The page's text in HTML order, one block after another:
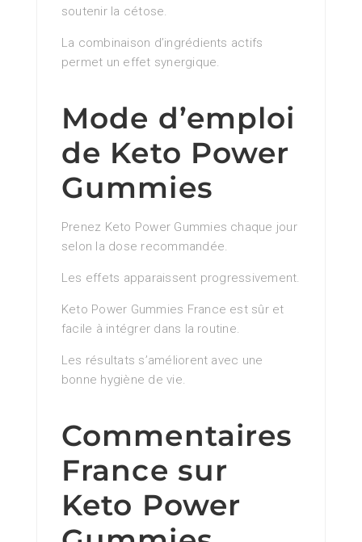
soutenir la cétose.
La combinaison d’ingrédients actifs
permet un effet synergique.
Mode d’emploi
de Keto Power
Gummies
Prenez Keto Power Gummies chaque jour
selon la dose recommandée.
Les effets apparaissent progressivement.
Keto Power Gummies France est sûr et
facile à intégrer dans la routine.
Les résultats s’améliorent avec une
bonne hygiène de vie.
Commentaires
France sur
Keto Power